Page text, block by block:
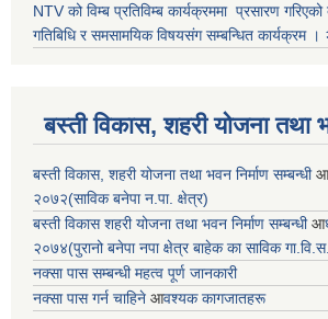
NTV को विम्ब प्रतिविम्ब कार्यक्रममा प्रसारण गरिएको
गतिबिधि र समसामयिक विषयसंग सम्बन्धित कार्यक्रम
बस्ती विकास, शहरी योजना तथा
बस्ती विकास, शहरी योजना तथा भवन निर्माण सम्बन्धीआ
२०७२(साविक बनेपा न.पा. क्षेत्र)
बस्ती विकास शहरी योजना तथा भवन निर्माण सम्बन्धीआ
२०७४(पुरानो बनेपा नपा क्षेत्र बाहेक का साविक
नक्सा पास सम्बन्धी महत्व पूर्ण जानकारी
नक्सा पास गर्न चाहिने आवश्यक कागजातहरू